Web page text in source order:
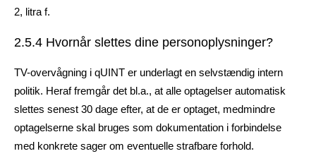
2, litra f.
2.5.4 Hvornår slettes dine personoplysninger?
TV-overvågning i qUINT er underlagt en selvstændig intern
politik. Heraf fremgår det bl.a., at alle optagelser automatisk
slettes senest 30 dage efter, at de er optaget, medmindre
optagelserne skal bruges som dokumentation i forbindelse
med konkrete sager om eventuelle strafbare forhold.